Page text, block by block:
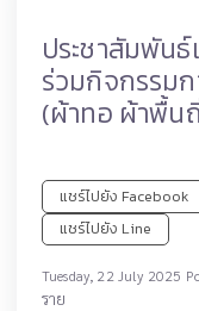
ประชาสัมพัน
ร่วมกิจกรรม
(ผ้าทอ ผ้าพื้น
แชร์ไปยัง Facebook
แชร์ไปยัง Line
Tuesday, 22 July 2025
ราย